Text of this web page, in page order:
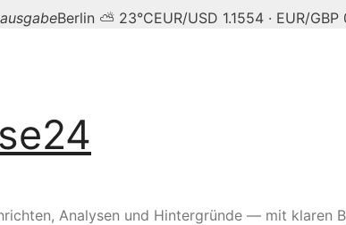
Berlin ⛅ 23°CEUR/USD 1.1554 · EUR/
Analysen und Hintergründe — mit klaren